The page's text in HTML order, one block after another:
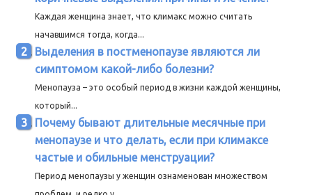
Каждая женщина знает, что климакс можно считать
начавшимся тогда, когда...
Выделения в постменопаузе являются ли
симптомом какой-либо болезни?
Менопауза – это особый период в жизни каждой женщины,
который...
Почему бывают длительные месячные при
менопаузе и что делать, если при климаксе
частые и обильные менструации?
Период менопаузы у женщин ознаменован множеством